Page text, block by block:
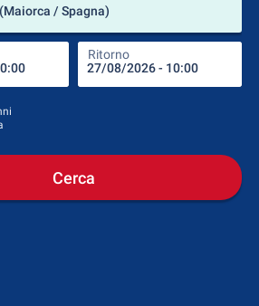
/ Spagna)
Ritorno
Cerca